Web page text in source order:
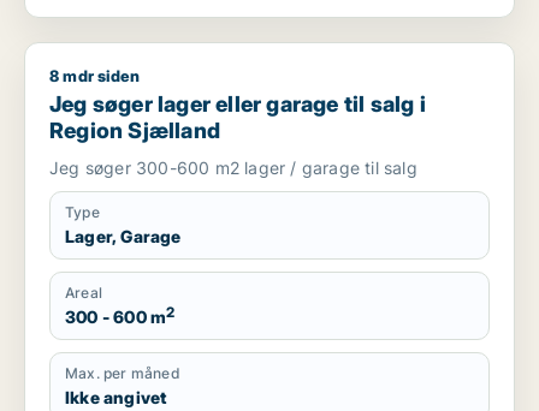
Jeg søger lager eller garage til salg i Region Sjælland
8 mdr siden
Jeg søger lager eller garage til salg i
Region Sjælland
Jeg søger 300-600 m2 lager / garage til salg
Type
Lager, Garage
Areal
300 - 600 m2
Max. per måned
Ikke angivet